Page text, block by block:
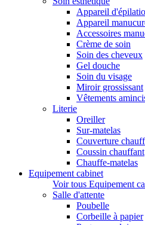
Appareil
Appareil
Accessoires
Crème de soin
Soin des cheveux
Gel douche
Soin du visage
Miroir grossissant
Vêtements
Literie
Oreiller
Sur-matelas
Couverture
Coussin chauffant
Chauffe-matelas
Equipement cabinet
Voir tous Equipement
Salle d'attente
Poubelle
Corbeille à papier